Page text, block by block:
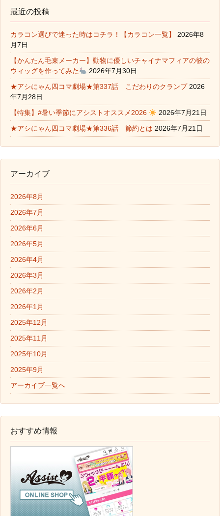
最近の投稿
カラコン選びで迷った時はコチラ！【カラコン一覧】
2026年8
月7日
【かんたん毛束メーカー】動物に優しいチャイナマフィアの彼の
ウィッグを作ってみた
2026年7月30日
★アシにゃん四コマ劇場★第337話 こだわりのクランプ 2026
年7月28日
【特集】#暑い季節にアシストオススメ2026
2026年7月21日
★アシにゃん四コマ劇場★第336話 節約とは 2026年7月21日
アーカイブ
2026年8月
2026年7月
2026年6月
2026年5月
2026年4月
2026年3月
2026年2月
2026年1月
2025年12月
2025年11月
2025年10月
2025年9月
アーカイブ一覧へ
おすすめ情報